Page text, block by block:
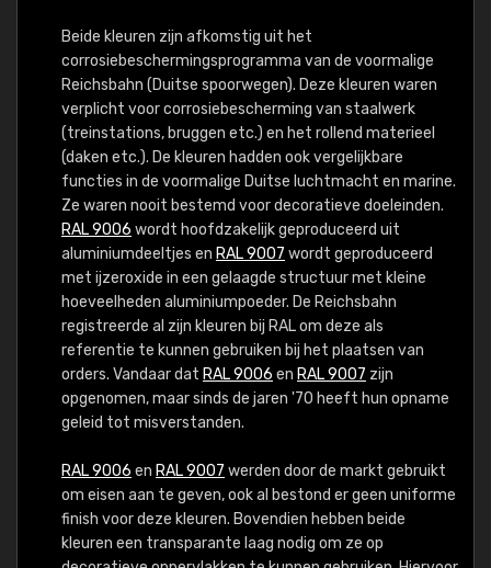
Beide kleuren zijn afkomstig uit het
corrosiebeschermingsprogramma van de voormalige
Reichsbahn (Duitse spoorwegen). Deze kleuren waren
verplicht voor corrosiebescherming van staalwerk
(treinstations, bruggen etc.) en het rollend materieel
(daken etc.). De kleuren hadden ook vergelijkbare
functies in de voormalige Duitse luchtmacht en marine.
Ze waren nooit bestemd voor decoratieve doeleinden.
RAL 9006 wordt hoofdzakelijk geproduceerd uit
aluminiumdeeltjes en RAL 9007 wordt geproduceerd
met ijzeroxide in een gelaagde structuur met kleine
hoeveelheden aluminiumpoeder. De Reichsbahn
registreerde al zijn kleuren bij RAL om deze als
referentie te kunnen gebruiken bij het plaatsen van
orders. Vandaar dat RAL 9006 en RAL 9007 zijn
opgenomen, maar sinds de jaren '70 heeft hun opname
geleid tot misverstanden.
RAL 9006 en RAL 9007 werden door de markt gebruikt
om eisen aan te geven, ook al bestond er geen uniforme
finish voor deze kleuren. Bovendien hebben beide
kleuren een transparante laag nodig om ze op